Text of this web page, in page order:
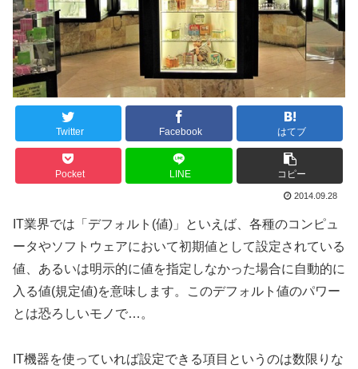
Twitter Facebook はてブ
Pocket LINE コピー
2014.09.28
IT業界では「デフォルト(値)」といえば、各種のコンピュ
ータやソフトウェアにおいて初期値として設定されている
値、あるいは明示的に値を指定しなかった場合に自動的に
入る値(規定値)を意味します。このデフォルト値のパワー
とは恐ろしいモノで…。
IT機器を使っていれば設定できる項目というのは数限りな